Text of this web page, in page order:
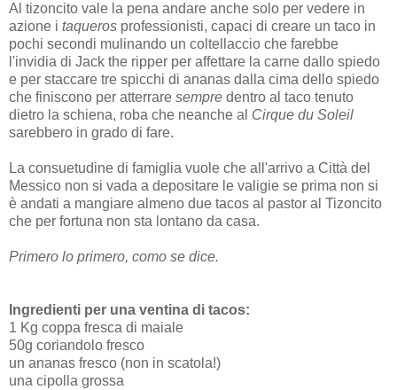
Al tizoncito vale la pena andare anche solo per vedere in
azione i taqueros professionisti, capaci di creare un taco in
pochi secondi mulinando un coltellaccio che farebbe
l'invidia di Jack the ripper per affettare la carne dallo spiedo
e per staccare tre spicchi di ananas dalla cima dello spiedo
che finiscono per atterrare sempre dentro al taco tenuto
dietro la schiena, roba che neanche al Cirque du Soleil
sarebbero in grado di fare.
La consuetudine di famiglia vuole che all'arrivo a Città del
Messico non si vada a depositare le valigie se prima non si
è andati a mangiare almeno due tacos al pastor al Tizoncito
che per fortuna non sta lontano da casa.
Primero lo primero, como se dice.
Ingredienti per una ventina di tacos:
1 Kg coppa fresca di maiale
50g coriandolo fresco
un ananas fresco (non in scatola!)
una cipolla grossa